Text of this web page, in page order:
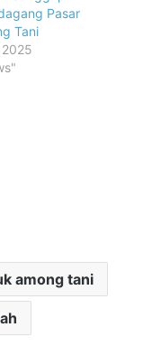
Pasar
Tani
among tani